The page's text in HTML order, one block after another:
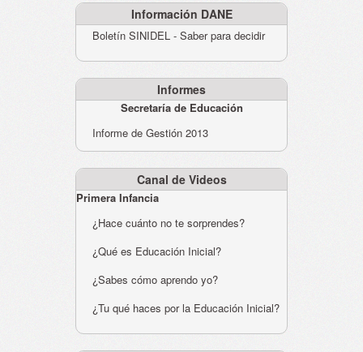
Información DANE
Boletín SINIDEL - Saber para decidir
Informes
Secretaría de Educación
Informe de Gestión 2013
Canal de Videos
Primera Infancia
¿Hace cuánto no te sorprendes?
¿Qué es Educación Inicial?
¿Sabes cómo aprendo yo?
¿Tu qué haces por la Educación Inicial?